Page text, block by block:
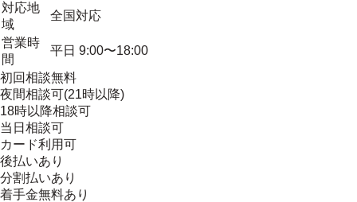
対応地
域
全国対応
営業時
間
平日 9:00〜18:00
初回相談無料
夜間相談可(21時以降)
18時以降相談可
当日相談可
カード利用可
後払いあり
分割払いあり
着手金無料あり